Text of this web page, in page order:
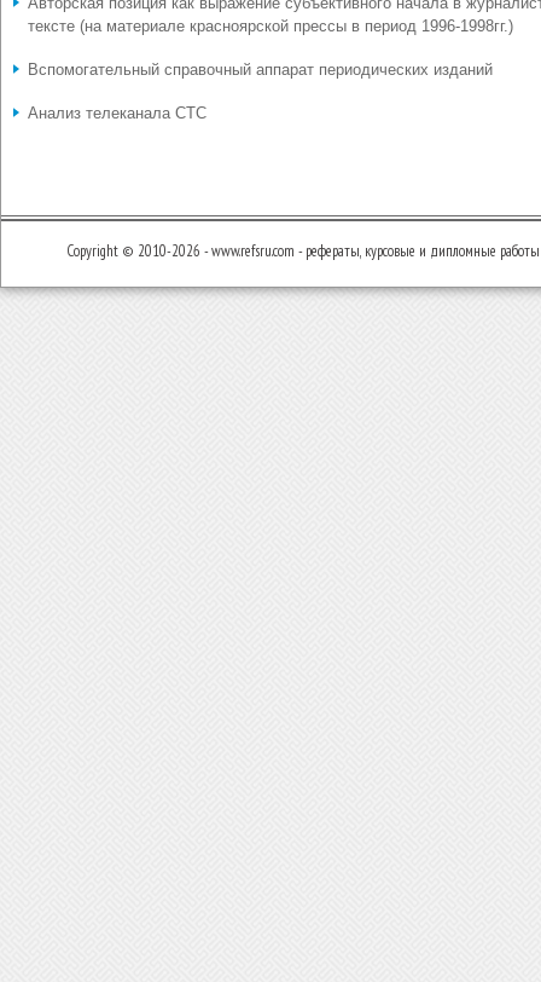
тексте (на материале красноярской прессы в период 1996-1998гг.)
Вспомогательный справочный аппарат периодических изданий
Анализ телеканала СТС
Copyright © 2010-2026 - www.refsru.com - рефераты, курсовые и дипломные работы